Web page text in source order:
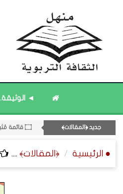
◄ الوثيقة.
جديد ﴿المقالات﴾
۝ قائمة مُثبتة : إدارة منهل الثقافة التربوية.
۝ قائمة مُحدَّثة : مختارات من جديد المشاركات.
۝ قائمة مُثبتة : فريق منهل الثقافة التربوية.
۝ قائمة مُحدَّثة : مختارات من الثقافة ﴿الزمنية﴾.
12- القسم الثاني عشر : الثقافة ﴿الرياضية - المعرفية - المستقبلية﴾.
۝ قائمة مُثبتة : مشرف منهل الثقافة التربوية.
● الرئيسية ﴿المقالات﴾ ....